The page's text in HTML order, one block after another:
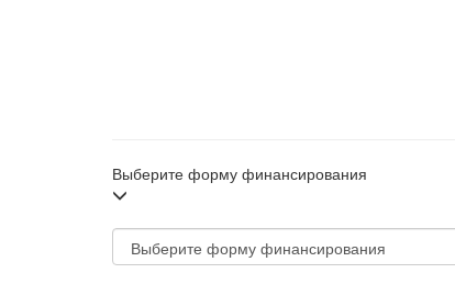
Выберите форму финансирования